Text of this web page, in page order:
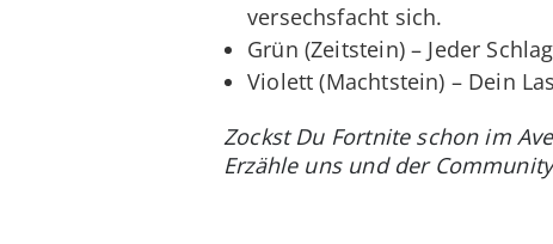
versechsfacht sich.
Grün (Zeitstein) – Jeder
Violett (Machtstein) – Dein
Zockst Du Fortnite schon im
Erzähle uns und der